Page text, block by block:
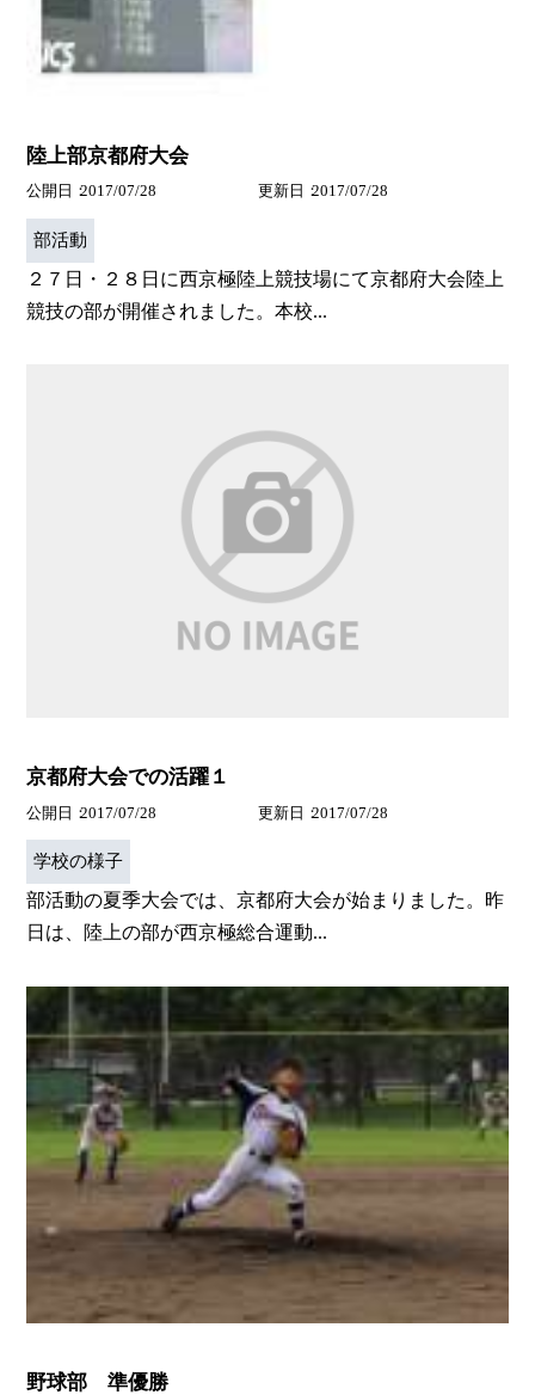
陸上部京都府大会
公開日 2017/07/28 更新日 2017/07/28
部活動
２７日・２８日に西京極陸上競技場にて京都府大会陸上
競技の部が開催されました。本校...
京都府大会での活躍１
公開日 2017/07/28 更新日 2017/07/28
学校の様子
部活動の夏季大会では、京都府大会が始まりました。昨
日は、陸上の部が西京極総合運動...
野球部 準優勝